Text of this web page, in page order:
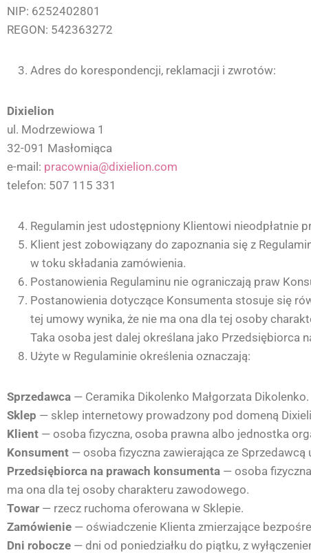
NIP: 6252402801
REGON: 542363272
Adres do korespondencji, reklamacji i zwrotów:
Dixielion
ul. Modrzewiowa 1
32-091 Masłomiąca
e-mail: pracownia@dixielion.com
telefon: 507 115 331
Regulamin jest udostępniony Klientowi nieodpłatnie
Klient jest zobowiązany do zapoznania się z
w toku składania zamówienia.
Postanowienia Regulaminu nie ograniczają praw
Postanowienia dotyczące Konsumenta stosuje się
tej umowy wynika, że nie ma ona dla tej osoby
Taka osoba jest dalej określana jako Przedsiębiorca
Użyte w Regulaminie określenia oznaczają:
Sprzedawca — Ceramika Dikolenko Małgorzata Dikolenko.
Sklep — sklep internetowy prowadzony pod domeną
Klient — osoba fizyczna, osoba prawna albo jednostka
Konsument — osoba fizyczna zawierająca ze
Przedsiębiorca na prawach konsumenta — osoba
ma ona dla tej osoby charakteru zawodowego.
Towar — rzecz ruchoma oferowana w Sklepie.
Zamówienie — oświadczenie Klienta zmierzające
Dni robocze — dni od poniedziałku do piątku, z